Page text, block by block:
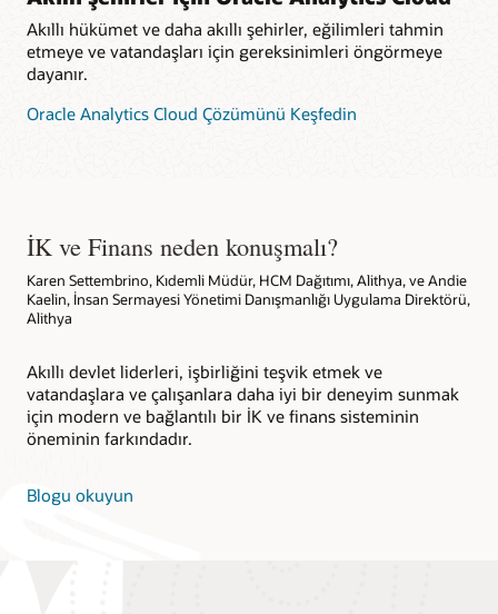
Akıllı hükümet ve daha akıllı şehirler, eğilimleri tahmin
etmeye ve vatandaşları için gereksinimleri öngörmeye
dayanır.
Oracle Analytics Cloud Çözümünü Keşfedin
İK ve Finans neden konuşmalı?
Karen Settembrino, Kıdemli Müdür, HCM Dağıtımı, Alithya, ve Andie
Kaelin, İnsan Sermayesi Yönetimi Danışmanlığı Uygulama Direktörü,
Alithya
Akıllı devlet liderleri, işbirliğini teşvik etmek ve
vatandaşlara ve çalışanlara daha iyi bir deneyim sunmak
için modern ve bağlantılı bir İK ve finans sisteminin
öneminin farkındadır.
Blogu okuyun